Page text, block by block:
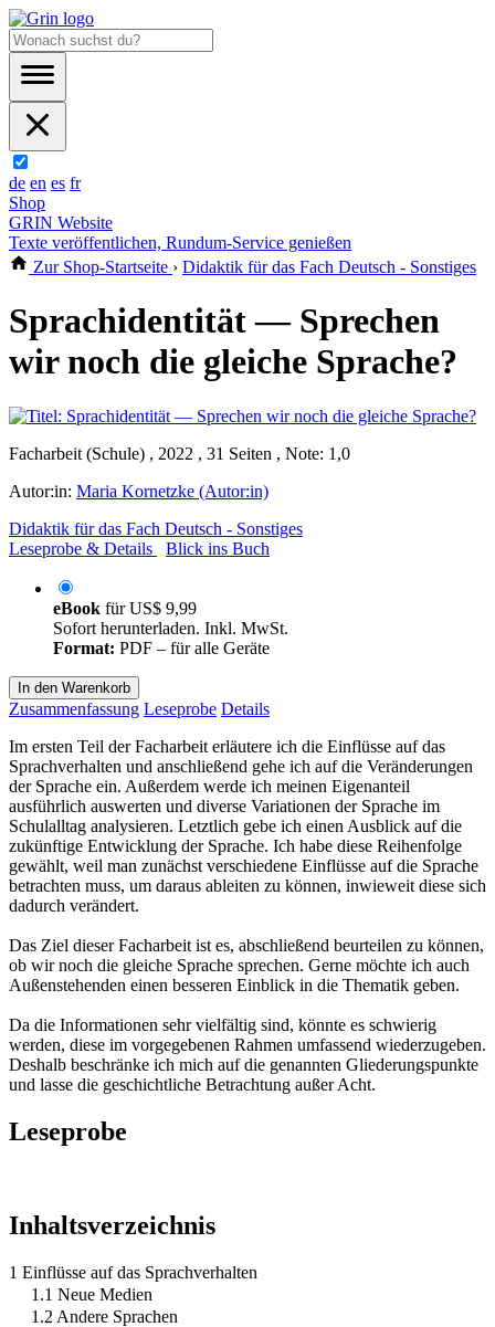
de en es fr
Shop
GRIN Website
Texte veröffentlichen, Rundum-Service genießen
Zur Shop-Startseite › Didaktik für das Fach Deutsch - Sonstiges
Sprachidentität — Sprechen
wir noch die gleiche Sprache?
Facharbeit (Schule) , 2022 , 31 Seiten , Note: 1,0
Autor:in: Maria Kornetzke (Autor:in)
Didaktik für das Fach Deutsch - Sonstiges
Leseprobe & Details
Blick ins Buch
eBook fürUS$ 9,99
Sofort herunterladen. Inkl. MwSt.
Format: PDF – für alle Geräte
In den Warenkorb
Zusammenfassung Leseprobe Details
Im ersten Teil der Facharbeit erläutere ich die Einflüsse auf das
Sprachverhalten und anschließend gehe ich auf die Veränderungen
der Sprache ein. Außerdem werde ich meinen Eigenanteil
ausführlich auswerten und diverse Variationen der Sprache im
Schulalltag analysieren. Letztlich gebe ich einen Ausblick auf die
zukünftige Entwicklung der Sprache. Ich habe diese Reihenfolge
gewählt, weil man zunächst verschiedene Einflüsse auf die Sprache
betrachten muss, um daraus ableiten zu können, inwieweit diese sich
dadurch verändert.
Das Ziel dieser Facharbeit ist es, abschließend beurteilen zu können,
ob wir noch die gleiche Sprache sprechen. Gerne möchte ich auch
Außenstehenden einen besseren Einblick in die Thematik geben.
Da die Informationen sehr vielfältig sind, könnte es schwierig
werden, diese im vorgegebenen Rahmen umfassend wiederzugeben.
Deshalb beschränke ich mich auf die genannten Gliederungspunkte
und lasse die geschichtliche Betrachtung außer Acht.
Leseprobe
Inhaltsverzeichnis
1 Einflüsse auf das Sprachverhalten
1.1 Neue Medien
1.2 Andere Sprachen